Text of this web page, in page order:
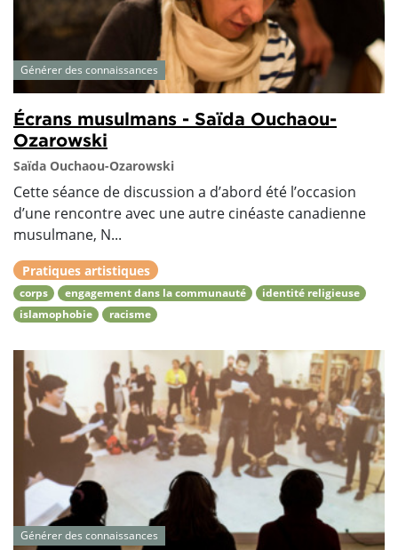
Générer des connaissances
Écrans musulmans - Saïda Ouchaou-
Ozarowski
Saïda Ouchaou-Ozarowski
Cette séance de discussion a d’abord été l’occasion
d’une rencontre avec une autre cinéaste canadienne
musulmane, N...
Pratiques artistiques
corps engagement dans la communauté
identité religieuse
islamophobie
racisme
Générer des connaissances